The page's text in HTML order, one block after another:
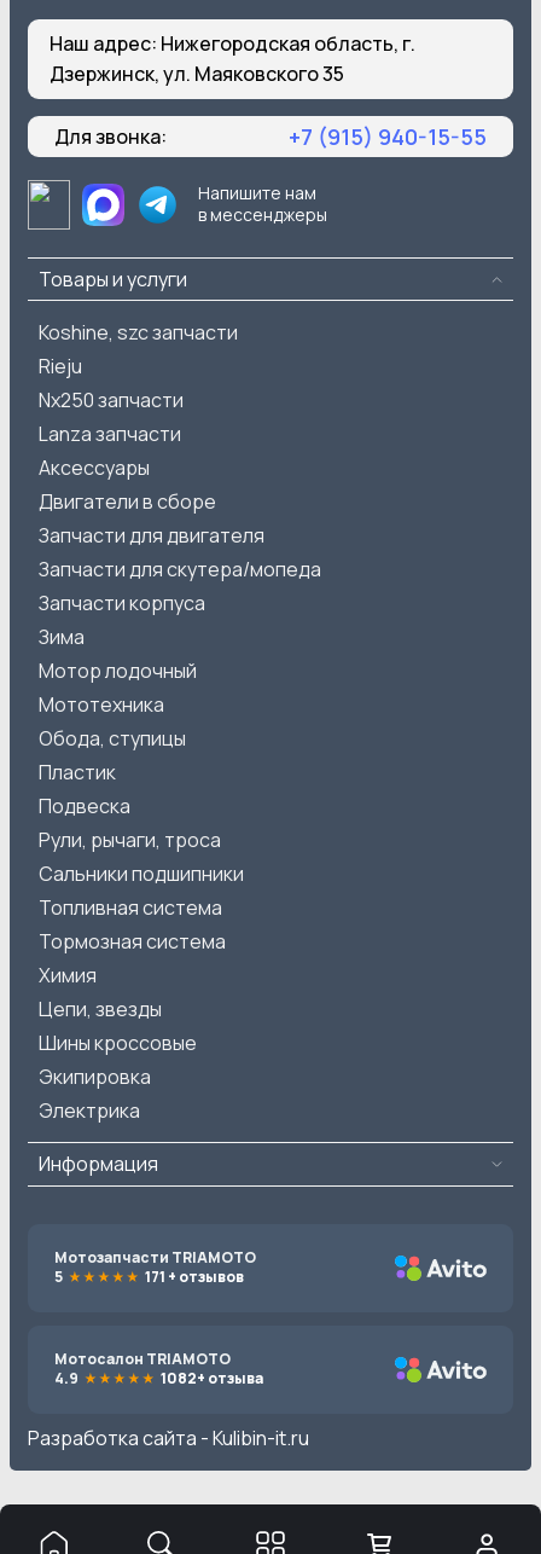
Наш адрес: Нижегородская область, г.
Дзержинск, ул. Маяковского 35
Для звонка: +7 (915) 940-15-55
Напишите нам
в мессенджеры
Товары и услуги
Koshine, szc запчасти
Rieju
Nx250 запчасти
Lanza запчасти
Аксессуары
Двигатели в сборе
Запчасти для двигателя
Запчасти для скутера/мопеда
Запчасти корпуса
Зима
Мотор лодочный
Мототехника
Обода, ступицы
Пластик
Подвеска
Рули, рычаги, троса
Сальники подшипники
Топливная система
Тормозная система
Химия
Цепи, звезды
Шины кроссовые
Экипировка
Электрика
Информация
Мотозапчасти TRIAMOTO
5
171 + отзывов
Мотосалон TRIAMOTO
4.9
1082+ отзыва
Разработка сайта -Kulibin-it.ru